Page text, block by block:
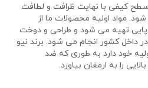
سطح کیفی با نهایت ظرافت و لطافت
مواد اولیه محصولات ما از
تهیه می شود و طراحی و دوخت
کشور انجام می شود. برند نیو
خود دارد به طوری که ضد
را به ارمغان بیاورد.